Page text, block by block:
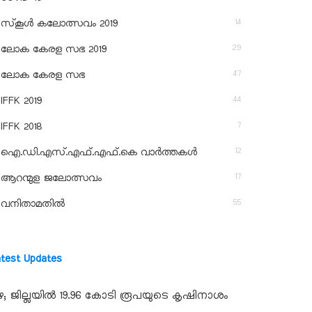
സ്‌കൂള്‍ കലോത്സവം 2019 14
ലോക കേരള സഭ 2019 29
ലോക കേരള സഭ 47
IFFK 2019 44
IFFK 2018 7
ഐ.ഡി.എസ്.എഫ്.എഫ്.കെ വാർത്തകൾ 12
ആറന്മുള ജലോത്സവം 17
വനിതാമതിൽ 55
Updates
ജില്ലയില്‍ 19.96 കോടി രൂപയുടെ കൃഷിനാശം